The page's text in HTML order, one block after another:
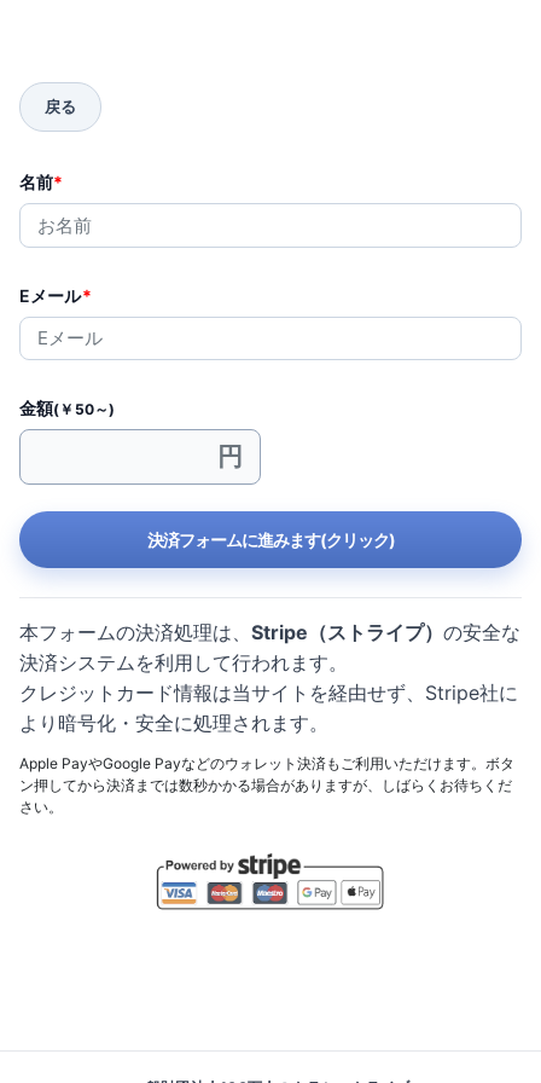
名前*
Eメール*
金額(￥50～)
決済フォームに進みます(クリック)
本フォームの決済処理は、 Stripe（ストライプ） の安全な
決済システムを利用して行われます。
クレジットカード情報は当サイトを経由せず、Stripe社に
より暗号化・安全に処理されます。
Apple PayやGoogle Payなどのウォレット決済もご利用いただけます。ボタ
ン押してから決済までは数秒かかる場合がありますが、しばらくお待ちくだ
さい。